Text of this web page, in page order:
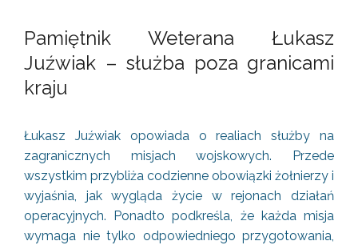
Pamiętnik Weterana Łukasz
Juźwiak – służba poza granicami
kraju
Łukasz Juźwiak opowiada o realiach służby na
zagranicznych misjach wojskowych. Przede
wszystkim przybliża codzienne obowiązki żołnierzy i
wyjaśnia, jak wygląda życie w rejonach działań
operacyjnych. Ponadto podkreśla, że każda misja
wymaga nie tylko odpowiedniego przygotowania,